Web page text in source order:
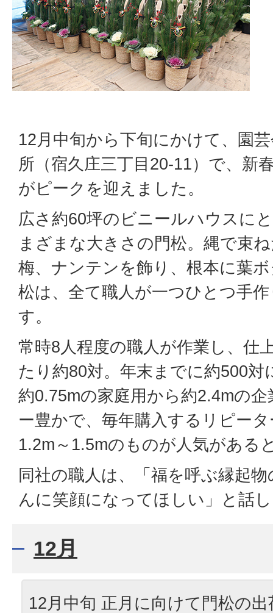
12月中旬から下旬にかけて、園
所（宿久庄三丁目20-11）で、新
がピークを迎えました。
広さ約60坪のビニールハウスに
まざまな大きさの門松。縄で束
梅、ナンテンを飾り、根本に葉
松は、全て職人が一つひとつ手
す。
常時8人程度の職人が作業し、仕
たり約80対。年末までに約500
約0.75mの家庭用から約2.4mの
ー豊かで、毎年購入するリピー
1.2m～1.5mのものが人気がある
同社の職人は、「福を呼ぶ縁起
んに笑顔になってほしい」と話
12月
12月中旬 正月に向けて門松の